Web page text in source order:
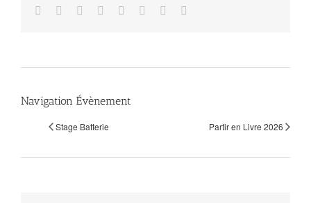
Facebook
TwitterReddit LinkedIn
TumblrPinterest
Navigation Évènement
Stage Batterie Partir en Livre 2026